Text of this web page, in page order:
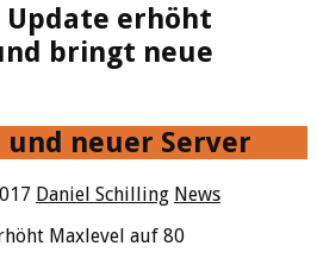
erhöht
bringt neue
und neuer Server
Daniel Schilling News